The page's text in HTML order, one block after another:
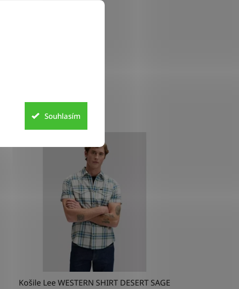
Souhlasím
Košile Lee WESTERN SHIRT DESERT SAGE